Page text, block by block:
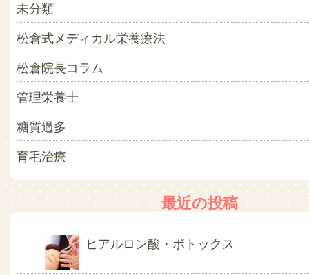
未分類
松倉式メディカル栄養療法
松倉院長コラム
管理栄養士
糖質過多
育毛治療
最近の投稿
ヒアルロン酸・ボトックス